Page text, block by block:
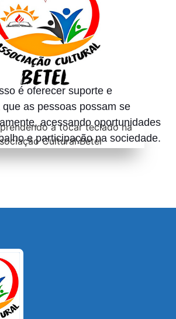
é oferecer suporte e
as pessoas possam se
acessando oportunidades
e participação na sociedade.